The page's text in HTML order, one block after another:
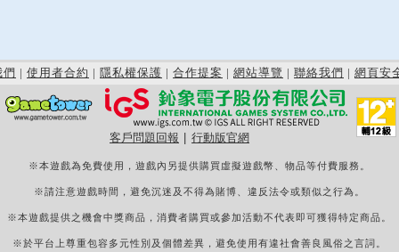
們 | 使用者合約 | 隱私權保護 | 合作提案 | 網站導覽 | 聯絡我們 | 網頁安
客戶問題回報 行動版官網
※本遊戲為免費使用，遊戲內另提供購買虛擬遊戲幣、物品等付費服務。
※請注意遊戲時間，避免沉迷及不得為賭博、違反法令或類似之行為。
※本遊戲提供之機會中獎商品，消費者購買或參加活動不代表即可獲得特定商品。
※於平台上尊重包容多元性別及個體差異，避免使用有違社會善良風俗之言詞。